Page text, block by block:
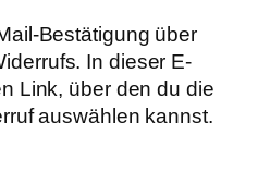
Bestätigung über
In dieser E-
Link, über den du die
auswählen kannst.